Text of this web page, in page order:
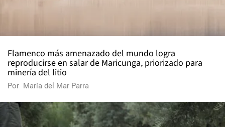
Flamenco más amenazado del mundo logra
reproducirse en salar de Maricunga, priorizado para
minería del litio
Por María del Mar Parra